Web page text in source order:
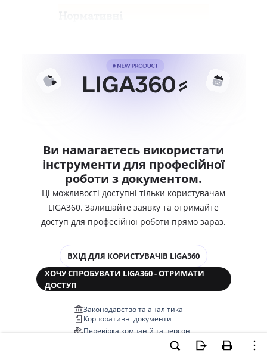
Ви намагаєтесь використати
інструменти для професійної
роботи з документом.
Ці можливості доступні тільки користувачам
LIGA360. Залишайте заявку та отримайте
доступ для професійної роботи прямо зараз.
ВХІД ДЛЯ КОРИСТУВАЧІВ LIGA360
ХОЧУ СПРОБУВАТИ LIGA360 - ОТРИМАТИ
ДОСТУП
Законодавство та аналітика
Корпоративні документи
Перевірка компаній та персон
Медіааналіз та репутація